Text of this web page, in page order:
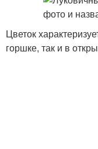
Цветок
горшке, так и в